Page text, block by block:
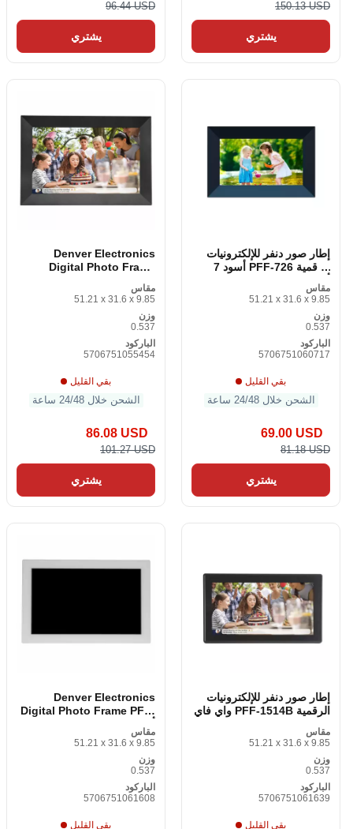
96.44 USD
يشتري
150.13 USD
يشتري
Denver Electronics
Digital Photo Frame
B 10. 1 بلاك واي فاي
مقاس
51.21 x 31.6 x 9.85
وزن
0.537
الباركود
5706751055454
بقي القليل
الشحن خلال 24/48 ساعة
86.08 USD
101.27 USD
يشتري
إطار صور دنفر للإلكترونيات
الرقمية PFF-726 أسود 7
مقاس
51.21 x 31.6 x 9.85
وزن
0.537
الباركود
5706751060717
بقي القليل
الشحن خلال 24/48 ساعة
69.00 USD
81.18 USD
يشتري
Denver Electronics
Digital Photo Frame PFF-
مقاس
51.21 x 31.6 x 9.85
وزن
0.537
الباركود
5706751061608
بقي القليل
إطار صور دنفر للإلكترونيات
الرقمية PFF-1514B واي فاي
مقاس
51.21 x 31.6 x 9.85
وزن
0.537
الباركود
5706751061639
بقي القليل